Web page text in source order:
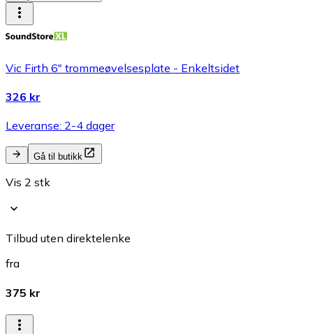
Vic Firth 6" trommeøvelsesplate - Enkeltsidet
326 kr
Leveranse: 2-4 dager
Gå til butikk
Vis 2 stk
Tilbud uten direktelenke
fra
375 kr